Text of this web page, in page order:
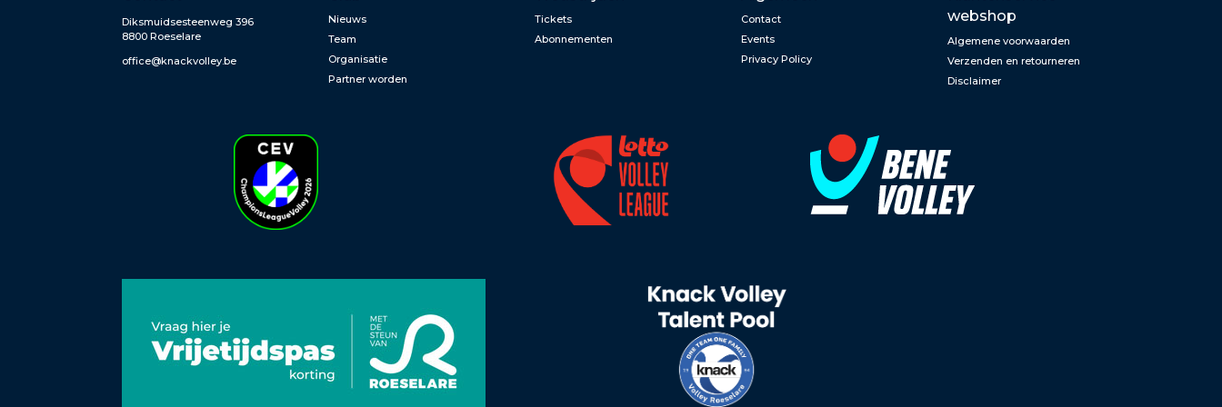
Diksmuidsesteenweg 396
8800 Roeselare
office@knackvolley.be
Nieuws
Team
Organisatie
Partner worden
Tickets
Abonnementen
Contact
Events
Privacy Policy
webshop
Algemene voorwaarden
Verzenden en retourneren
Disclaimer